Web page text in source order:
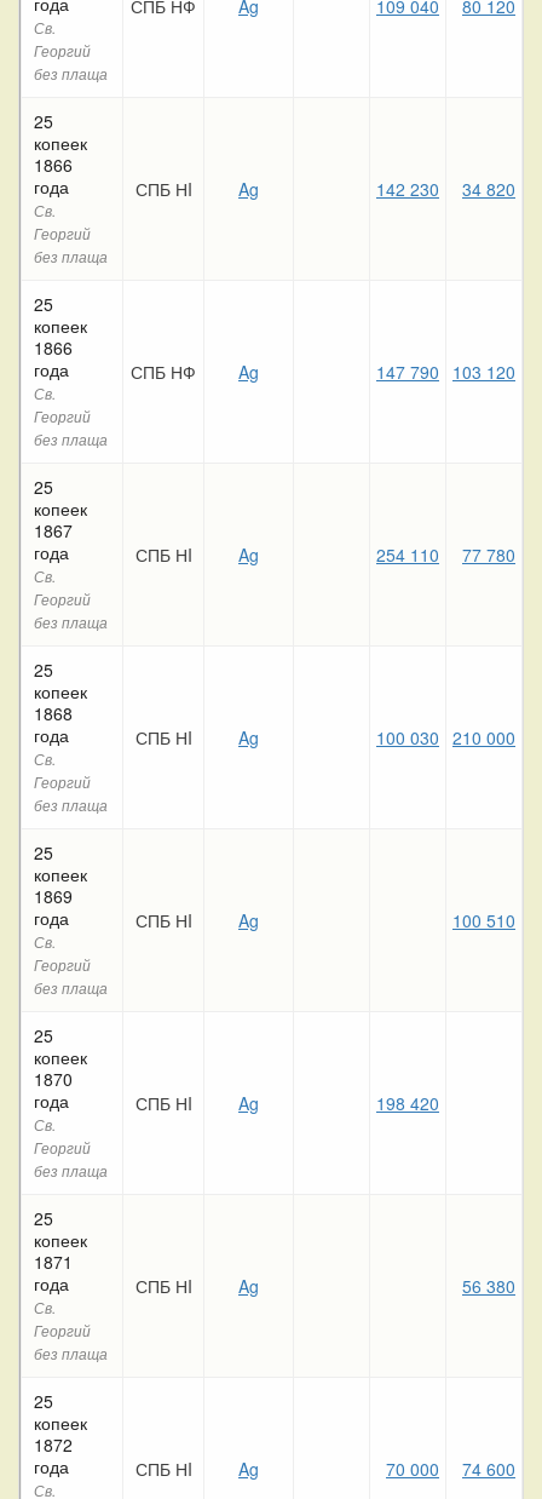
Св.
Георгий
без плаща
СПБ НФ Ag 109 040 80 120
25
копеек
1866
года
Св.
Георгий
без плаща
СПБ НI Ag 142 230 34 820
25
копеек
1866
года
Св.
Георгий
без плаща
СПБ НФ Ag 147 790 103 120
25
копеек
1867
года
Св.
Георгий
без плаща
СПБ НI Ag 254 110 77 780
25
копеек
1868
года
Св.
Георгий
без плаща
СПБ НI Ag 100 030 210 000
25
копеек
1869
года
Св.
Георгий
без плаща
СПБ НI Ag 100 510
25
копеек
1870
года
Св.
Георгий
без плаща
СПБ НI Ag 198 420
25
копеек
1871
года
Св.
Георгий
без плаща
СПБ НI Ag 56 380
25
копеек
1872
года
Св.
СПБ НI Ag 70 000 74 600